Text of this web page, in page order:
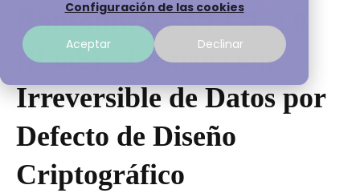
Configuración de las cookies
Aceptar Declinar
Ransomware VECT 2.0
(RaaS) - Destrucción
Irreversible de Datos por
Defecto de Diseño
Criptográfico